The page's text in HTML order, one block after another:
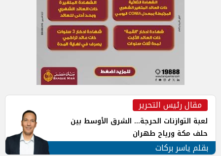
مقال رئيس التحرير
لعبة التوازنات الحرجة... الشرق الأوسط بين
حلف مكة ورياح طهران
بقلم ياسر بركات